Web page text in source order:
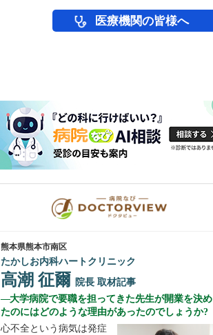
医療機関の皆様へ
熊本県熊本市南区
たかしお内科ハートクリニック
高潮 征爾 院長 取材記事
大学病院で要職を担ってきた先生が開業を決め
たのにはどのような理由があったのでしょうか?
心不全という病気は発症